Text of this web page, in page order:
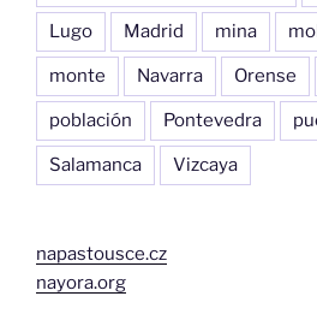
Lugo Madrid mina
monte Navarra Orense
población Pontevedra
Salamanca Vizcaya
napastousce.cz
nayora.org